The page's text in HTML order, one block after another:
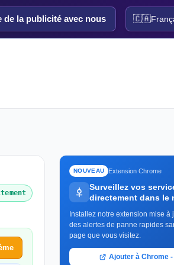
de la publicité avec nous 🇨🇦
NOUVEAU Extension Chrome
Surveillez vos
directement dans le
Installez notre extension mise à
des alertes de panne rapides
page que vous visitez.
Ajouter à Chrome